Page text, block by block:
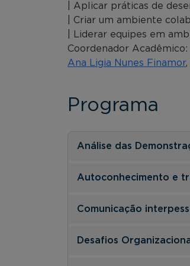
| Aplicar práticas de
| Criar um ambiente
| Liderar equipes em
Coordenador Acadêmico:
Ana Ligia Nunes Finamor,
Programa
Análise das
Autoconhecimento e
Comunicação
Desafios